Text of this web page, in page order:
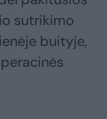
sutrikimo
buityje,